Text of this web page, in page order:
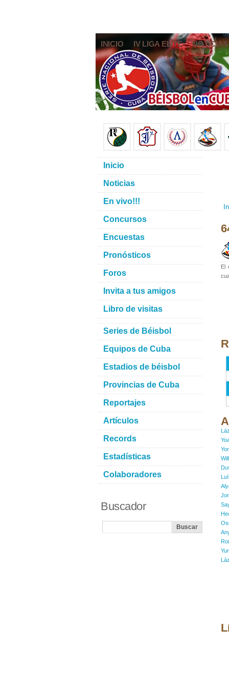
INICIO IV LIGA ELITE NOTICIAS
El
Inicio
Noticias
En vivo!!!
Concursos
Encuestas
Pronósticos
Foros
Invita a tus amigos
Libro de visitas
Series de Béisbol
Equipos de Cuba
Estadios de béisbol
Provincias de Cuba
Reportajes
Artículos
Records
Estadísticas
Colaboradores
Buscador